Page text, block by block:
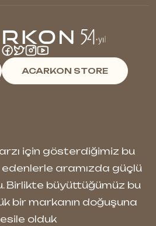
ACARKON STORE
için gösterdiğimiz bu
aramızda güçlü
Birlikte büyüttüğümüz bu
bir markanın doğuşuna
olduk